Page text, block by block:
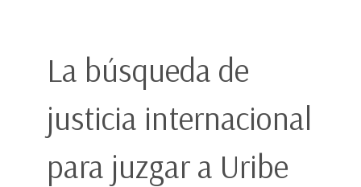
La búsqueda de
justicia internacional
para juzgar a Uribe